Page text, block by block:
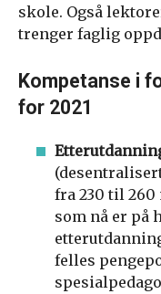
skole. Også
trenger faglig
Kompetanse i
for 2021
fra 230 til
som nå er på
felles